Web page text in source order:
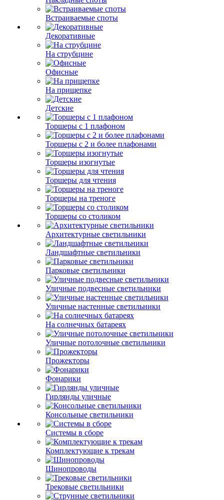
Встраиваемые споты
Декоративные
На струбцине
Офисные
На прищепке
Детские
Торшеры с 1 плафоном
Торшеры с 2 и более плафонами
Торшеры изогнутые
Торшеры для чтения
Торшеры на треноге
Торшеры со столиком
Архитектурные светильники
Ландшафтные светильники
Парковые светильники
Уличные подвесные светильники
Уличные настенные светильники
На солнечных батареях
Уличные потолочные светильники
Прожекторы
Фонарики
Гирлянды уличные
Консольные светильники
Системы в сборе
Комплектующие к трекам
Шинопроводы
Трековые светильники